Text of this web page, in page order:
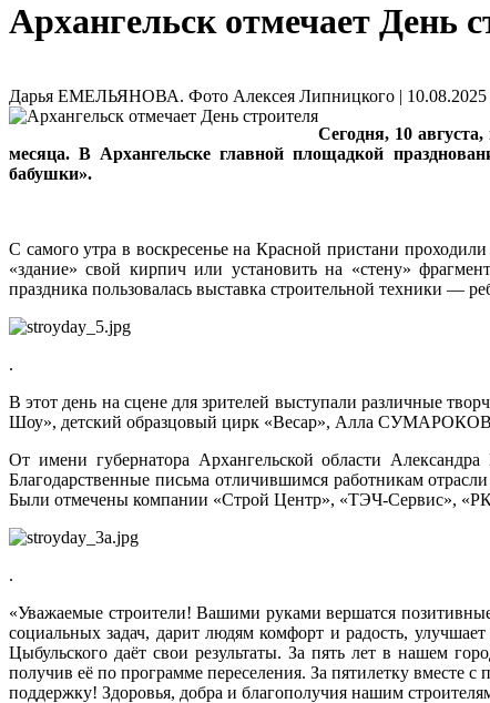
Архангельск отмечает День
Дарья ЕМЕЛЬЯНОВА. Фото Алексея Липницкого | 10.08.2025
Сегодня, 10
месяца. В Архангельске главной площадкой
бабушки».
С самого утра в воскресенье на Красной пристани
«здание» свой кирпич или установить на «стену»
праздника пользовалась выставка строительной техники —
.
В этот день на сцене для зрителей выступали различные
Шоу», детский образцовый цирк «Весар», Алла
От имени губернатора Архангельской области
Благодарственные письма отличившимся работникам
Были отмечены компании «Строй Центр», «ТЭЧ-Сервис»,
.
«Уважаемые строители! Вашими руками вершатся
социальных задач, дарит людям комфорт и радость,
Цыбульского даёт свои результаты. За пять лет в нашем
получив её по программе переселения. За пятилетку вместе
поддержку! Здоровья, добра и благополучия нашим